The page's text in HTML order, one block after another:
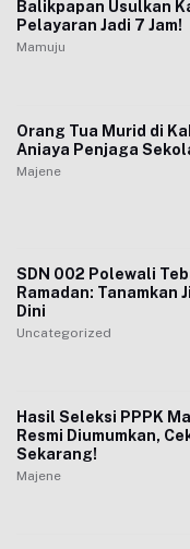
Balikpapan Usulkan
Pelayaran Jadi 7 Jam!
Mamuju
Orang Tua Murid di
Aniaya Penjaga
Majene
SDN 002 Polewali
Ramadan: Tanamkan
Dini
Uncategorized
Hasil Seleksi PPPK
Resmi Diumumkan,
Sekarang!
Majene